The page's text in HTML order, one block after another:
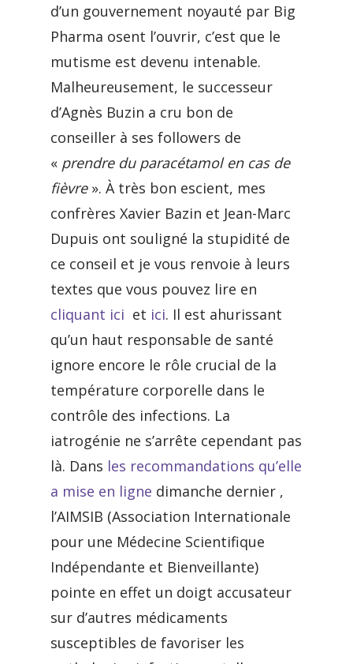
d’un gouvernement noyauté par Big
Pharma osent l’ouvrir, c’est que le
mutisme est devenu intenable.
Malheureusement, le successeur
d’Agnès Buzin a cru bon de
conseiller à ses followers de
« prendre du paracétamol en cas de
fièvre ». À très bon escient, mes
confrères Xavier Bazin et Jean-Marc
Dupuis ont souligné la stupidité de
ce conseil et je vous renvoie à leurs
textes que vous pouvez lire en
cliquant ici et ici. Il est ahurissant
qu’un haut responsable de santé
ignore encore le rôle crucial de la
température corporelle dans le
contrôle des infections. La
iatrogénie ne s’arrête cependant pas
là. Dans les recommandations qu’elle
a mise en ligne dimanche dernier ,
l’AIMSIB (Association Internationale
pour une Médecine Scientifique
Indépendante et Bienveillante)
pointe en effet un doigt accusateur
sur d’autres médicaments
susceptibles de favoriser les